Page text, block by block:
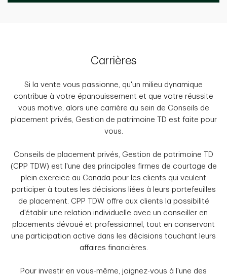
Carrières
Si la vente vous passionne, qu'un milieu dynamique
contribue à votre épanouissement et que votre réussite
vous motive, alors une carrière au sein de Conseils de
placement privés, Gestion de patrimoine TD est faite pour
vous.
Conseils de placement privés, Gestion de patrimoine TD
(CPP TDW) est l'une des principales firmes de courtage de
plein exercice au Canada pour les clients qui veulent
participer à toutes les décisions liées à leurs portefeuilles
de placement. CPP TDW offre aux clients la possibilité
d'établir une relation individuelle avec un conseiller en
placements dévoué et professionnel, tout en conservant
une participation active dans les décisions touchant leurs
affaires financières.
Pour investir en vous-même, joignez-vous à l'une des